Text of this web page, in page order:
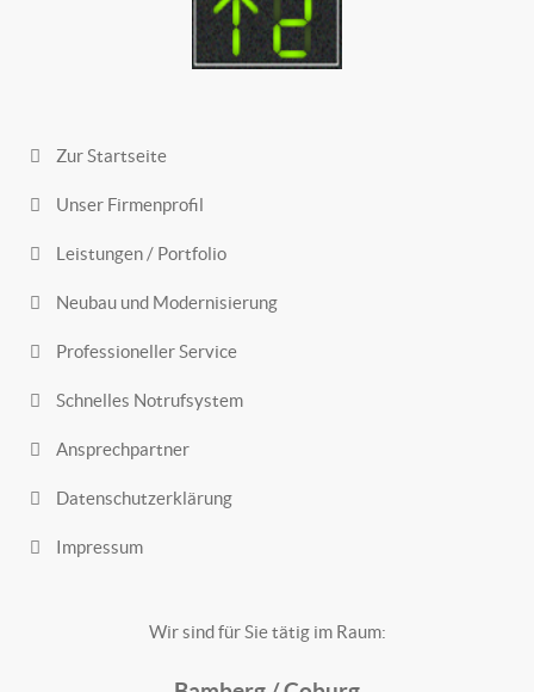
Zur Startseite
Unser Firmenprofil
Leistungen / Portfolio
Neubau und Modernisierung
Professioneller Service
Schnelles Notrufsystem
Ansprechpartner
Datenschutzerklärung
Impressum
Wir sind für Sie tätig im Raum: